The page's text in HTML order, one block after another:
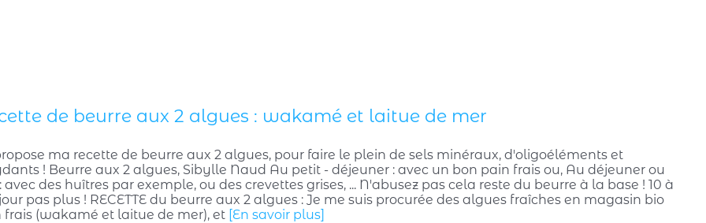
de beurre aux 2 algues : wakamé et laitue de mer
ma recette de beurre aux 2 algues, pour faire le plein de sels minéraux, d'oligoéléments et
! Beurre aux 2 algues, Sibylle Naud Au petit - déjeuner : avec un bon pain frais ou, Au déjeuner ou
avec des huîtres par exemple, ou des crevettes grises, ... N'abusez pas cela reste du beurre à la base ! 10 à
pas plus ! RECETTE du beurre aux 2 algues : Je me suis procurée des algues fraîches en magasin bio
(wakamé et laitue de mer), et [En savoir plus]